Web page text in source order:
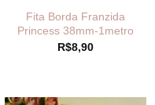
Fita Borda Franzida
Princess 38mm-1metro
R$8,90